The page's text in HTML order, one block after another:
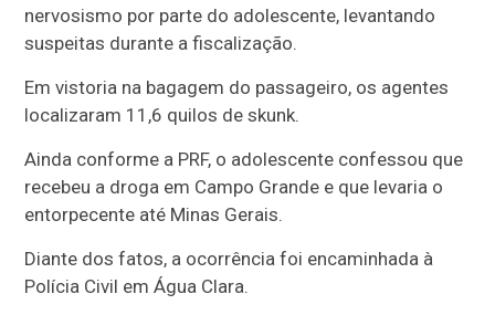
nervosismo por parte do adolescente, levantando
suspeitas durante a fiscalização.
Em vistoria na bagagem do passageiro, os agentes
localizaram 11,6 quilos de skunk.
Ainda conforme a PRF, o adolescente confessou que
recebeu a droga em Campo Grande e que levaria o
entorpecente até Minas Gerais.
Diante dos fatos, a ocorrência foi encaminhada à
Polícia Civil em Água Clara.